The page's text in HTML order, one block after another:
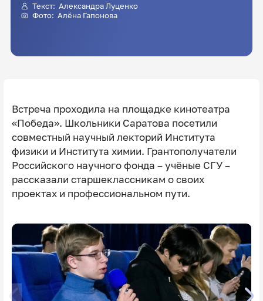
Текст: Александра Луценко
Фото: Алёна Гапонова
Встреча проходила на площадке кинотеатра
«Победа». Школьники Саратова посетили
совместный научный лекторий Института
физики и Института химии. Грантополучатели
Российского научного фонда – учёные СГУ –
рассказали старшеклассникам о своих
проектах и профессиональном пути.